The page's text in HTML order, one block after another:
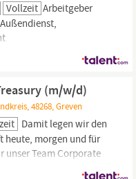
Vollzeit Arbeitgeber
Anzeigen-ID ANZ-
2556 999910
Bewerber
(Junior) Sales
(m/w/d)
48268, Greven
Damit legen wir den
heute, morgen und für
unser Team Corporate
nächstmöglichen